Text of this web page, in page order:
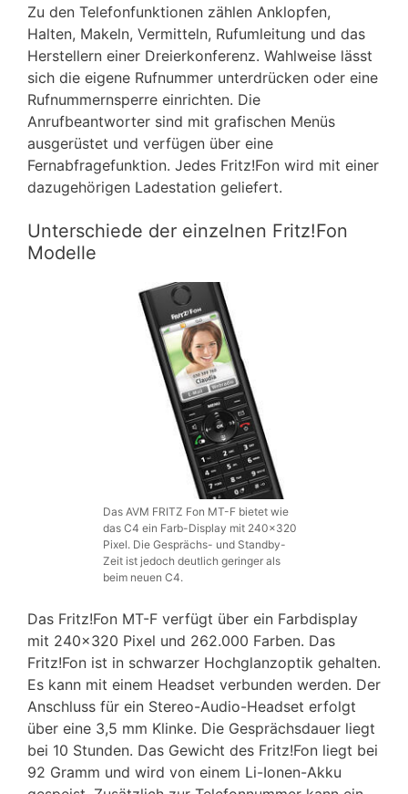
Zu den Telefonfunktionen zählen Anklopfen,
Halten, Makeln, Vermitteln, Rufumleitung und das
Herstellern einer Dreierkonferenz. Wahlweise lässt
sich die eigene Rufnummer unterdrücken oder eine
Rufnummernsperre einrichten. Die
Anrufbeantworter sind mit grafischen Menüs
ausgerüstet und verfügen über eine
Fernabfragefunktion. Jedes Fritz!Fon wird mit einer
dazugehörigen Ladestation geliefert.
Unterschiede der einzelnen Fritz!Fon
Modelle
Das AVM FRITZ Fon MT-F bietet wie
das C4 ein Farb-Display mit 240×320
Pixel. Die Gesprächs- und Standby-
Zeit ist jedoch deutlich geringer als
beim neuen C4.
Das Fritz!Fon MT-F verfügt über ein Farbdisplay
mit 240×320 Pixel und 262.000 Farben. Das
Fritz!Fon ist in schwarzer Hochglanzoptik gehalten.
Es kann mit einem Headset verbunden werden. Der
Anschluss für ein Stereo-Audio-Headset erfolgt
über eine 3,5 mm Klinke. Die Gesprächsdauer liegt
bei 10 Stunden. Das Gewicht des Fritz!Fon liegt bei
92 Gramm und wird von einem Li-Ionen-Akku